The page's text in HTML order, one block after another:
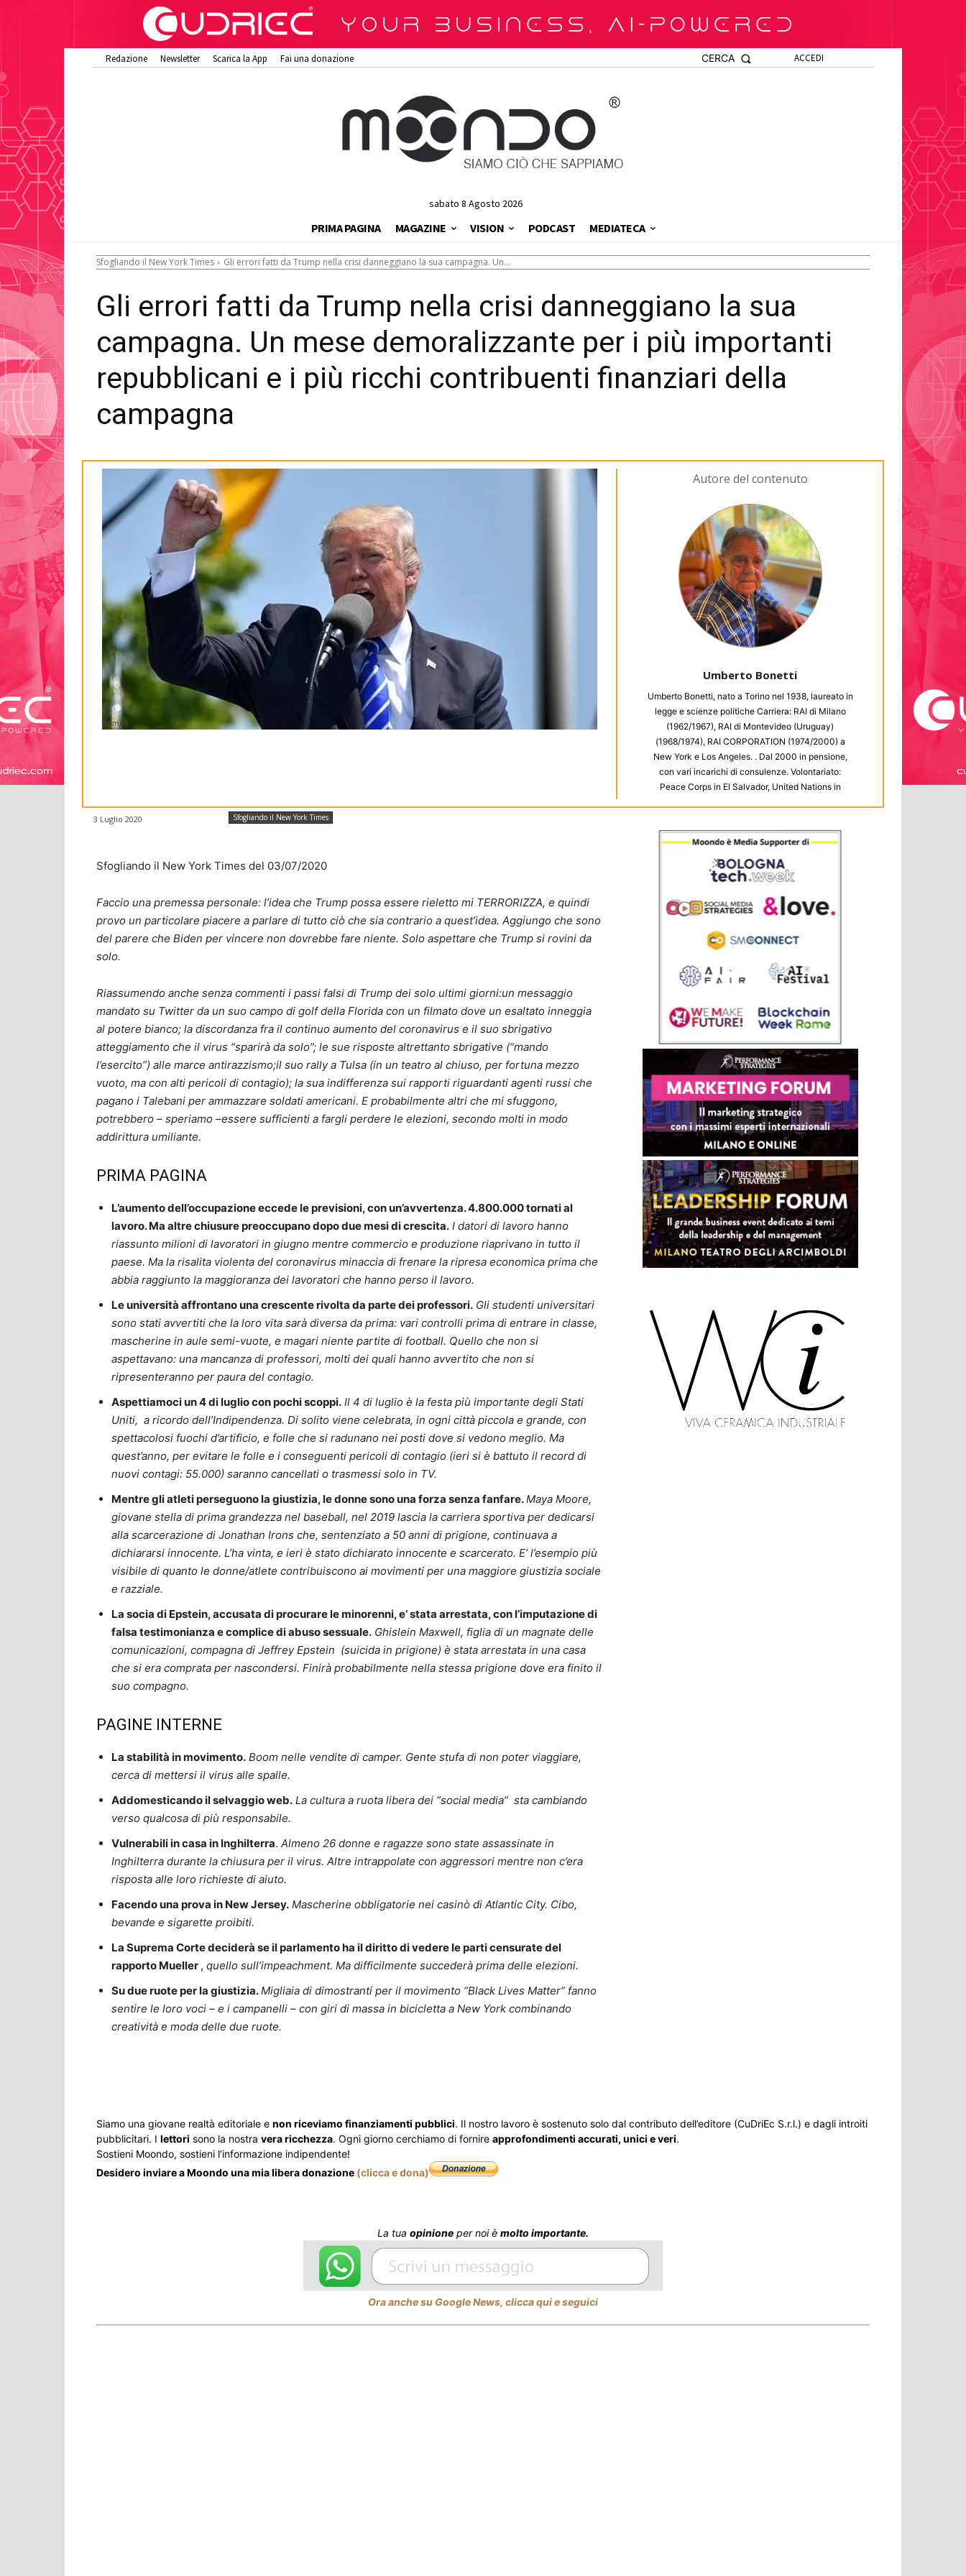
Redazione Newsletter Scarica la App Fai una donazione ACCEDI
CERCA
sabato 8 Agosto 2026
PRIMA PAGINA MAGAZINE VISION PODCAST MEDIATECA
Sfogliando il New York Times Gli errori fatti da Trump nella crisi danneggiano la sua campagna. Un...
Gli errori fatti da Trump nella crisi danneggiano la sua
campagna. Un mese demoralizzante per i più importanti
repubblicani e i più ricchi contribuenti finanziari della
campagna
trump
Autore del contenuto
Umberto Bonetti
Umberto Bonetti, nato a Torino nel 1938, laureato in
legge e scienze politiche Carriera: RAI di Milano
(1962/1967), RAI di Montevideo (Uruguay)
(1968/1974), RAI CORPORATION (1974/2000) a
New York e Los Angeles. . Dal 2000 in pensione,
con vari incarichi di consulenze. Volontariato:
Peace Corps in El Salvador, United Nations in
Meals on Wheels (distribuzione pasti).
3 Luglio 2020 Sfogliando il New York Times
Sfogliando il New York Times del 03/07/2020
Faccio una premessa personale: l’idea che Trump possa essere rieletto mi TERRORIZZA, e quindi
provo un particolare piacere a parlare di tutto ciò che sia contrario a quest’idea. Aggiungo che sono
del parere che Biden per vincere non dovrebbe fare niente. Solo aspettare che Trump si rovini da
solo.
Riassumendo anche senza commenti i passi falsi di Trump dei solo ultimi giorni:un messaggio
mandato su Twitter da un suo campo di golf della Florida con un filmato dove un esaltato inneggia
al potere bianco; la discordanza fra il continuo aumento del coronavirus e il suo sbrigativo
atteggiamento che il virus “sparirà da solo”; le sue risposte altrettanto sbrigative (“mando
l’esercito”) alle marce antirazzismo;il suo rally a Tulsa (in un teatro al chiuso, per fortuna mezzo
vuoto, ma con alti pericoli di contagio); la sua indifferenza sui rapporti riguardanti agenti russi che
pagano i Talebani per ammazzare soldati americani. E probabilmente altri che mi sfuggono,
potrebbero – speriamo –essere sufficienti a fargli perdere le elezioni, secondo molti in modo
addirittura umiliante.
PRIMA PAGINA
L’aumento dell’occupazione eccede le previsioni, con un’avvertenza. 4.800.000 tornati al
lavoro. Ma altre chiusure preoccupano dopo due mesi di crescita. I datori di lavoro hanno
riassunto milioni di lavoratori in giugno mentre commercio e produzione riaprivano in tutto il
paese. Ma la risalita violenta del coronavirus minaccia di frenare la ripresa economica prima che
abbia raggiunto la maggioranza dei lavoratori che hanno perso il lavoro.
Le università affrontano una crescente rivolta da parte dei professori. Gli studenti universitari
sono stati avvertiti che la loro vita sarà diversa da prima: vari controlli prima di entrare in classe,
mascherine in aule semi-vuote, e magari niente partite di football. Quello che non si
aspettavano: una mancanza di professori, molti dei quali hanno avvertito che non si
ripresenteranno per paura del contagio.
Aspettiamoci un 4 di luglio con pochi scoppi. Il 4 di luglio è la festa più importante degli Stati
Uniti, a ricordo dell’Indipendenza. Di solito viene celebrata, in ogni città piccola e grande, con
spettacolosi fuochi d’artificio, e folle che si radunano nei posti dove si vedono meglio. Ma
quest’anno, per evitare le folle e i conseguenti pericoli di contagio (ieri si è battuto il record di
nuovi contagi: 55.000) saranno cancellati o trasmessi solo in TV.
Mentre gli atleti perseguono la giustizia, le donne sono una forza senza fanfare.Maya Moore,
giovane stella di prima grandezza nel baseball, nel 2019 lascia la carriera sportiva per dedicarsi
alla scarcerazione di Jonathan Irons che, sentenziato a 50 anni di prigione, continuava a
dichiararsi innocente. L’ha vinta, e ieri è stato dichiarato innocente e scarcerato. E’ l’esempio più
visibile di quanto le donne/atlete contribuiscono ai movimenti per una maggiore giustizia sociale
e razziale.
La socia di Epstein, accusata di procurare le minorenni, e’ stata arrestata, con l’imputazione di
falsa testimonianza e complice di abuso sessuale. Ghislein Maxwell, figlia di un magnate delle
comunicazioni, compagna di Jeffrey Epstein (suicida in prigione) è stata arrestata in una casa
che si era comprata per nascondersi. Finirà probabilmente nella stessa prigione dove era finito il
suo compagno.
PAGINE INTERNE
La stabilità in movimento. Boom nelle vendite di camper. Gente stufa di non poter viaggiare,
cerca di mettersi il virus alle spalle.
Addomesticando il selvaggio web. La cultura a ruota libera dei “social media” sta cambiando
verso qualcosa di più responsabile.
Vulnerabili in casa in Inghilterra. Almeno 26 donne e ragazze sono state assassinate in
Inghilterra durante la chiusura per il virus. Altre intrappolate con aggressori mentre non c’era
risposta alle loro richieste di aiuto.
Facendo una prova in New Jersey. Mascherine obbligatorie nei casinò di Atlantic City. Cibo,
bevande e sigarette proibiti.
La Suprema Corte deciderà se il parlamento ha il diritto di vedere le parti censurate del
rapporto Mueller , quello sull’impeachment. Ma difficilmente succederà prima delle elezioni.
Su due ruote per la giustizia.Migliaia di dimostranti per il movimento “Black Lives Matter” fanno
sentire le loro voci – e i campanelli – con giri di massa in bicicletta a New York combinando
creatività e moda delle due ruote.
Siamo una giovane realtà editoriale e non riceviamo finanziamenti pubblici. Il nostro lavoro è sostenuto solo dal contributo dell’editore (CuDriEc S.r.l.) e dagli introiti
pubblicitari. I lettori sono la nostra vera ricchezza. Ogni giorno cerchiamo di fornire approfondimenti accurati, unici e veri.
Sostieni Moondo, sostieni l’informazione indipendente!
Desidero inviare a Moondo una mia libera donazione (clicca e dona)
La tua opinione per noi è molto importante.
Ora anche su Google News, clicca qui e seguici